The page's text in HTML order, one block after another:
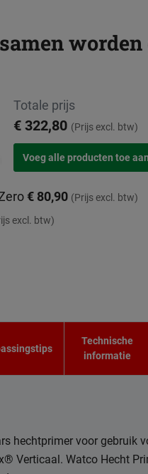
Totale prijs
€ 322,80 (Prijs excl. btw)
€ 80,90 (Prijs excl. btw)
excl. btw)
Technische
informatie
hechtprimer voor gebruik
Verticaal. Watco Hecht